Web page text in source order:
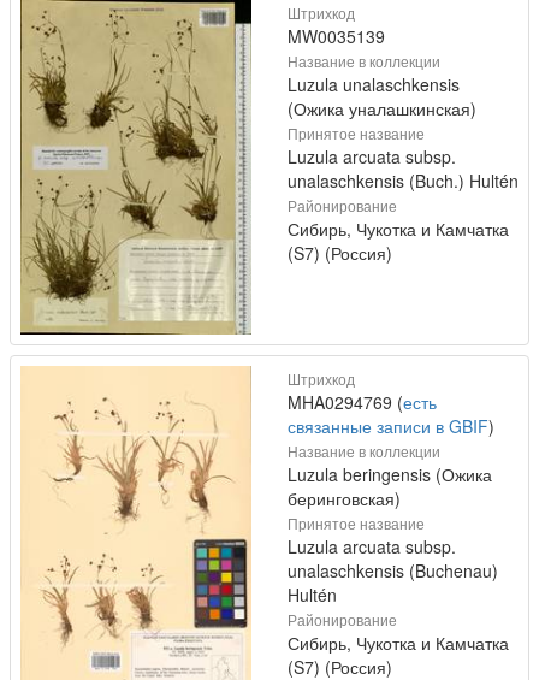
Штрихкод
MW0035139
Название в коллекции
Luzula unalaschkensis
(Ожика уналашкинская)
Принятое название
Luzula arcuata subsp.
unalaschkensis (Buch.) Hultén
Районирование
Сибирь, Чукотка и Камчатка
(S7) (Россия)
Штрихкод
MHA0294769 (есть
связанные записи в GBIF)
Название в коллекции
Luzula beringensis (Ожика
беринговская)
Принятое название
Luzula arcuata subsp.
unalaschkensis (Buchenau)
Hultén
Районирование
Сибирь, Чукотка и Камчатка
(S7) (Россия)